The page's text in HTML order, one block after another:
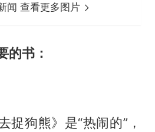
闻 查看更多图片
的书：
捉狗熊》是“热闹的”，